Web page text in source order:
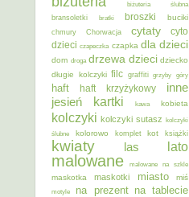
biżuteria ślubna
bransoletki
bratki broszki buciki
chmury Chorwacja cytaty
cyto
dzieci czapeczka czapka dla dzieci
dom droga drzewa dzieci dziecko
długie kolczyki filc graffiti grzyby góry
haft haft krzyżykowy inne
jesień kartki kawa kobieta
kolczyki kolczyki sutasz kolczyki
ślubne
kolorowo komplet kot książki
kwiaty las lato
malowane malowane na szkle
maskotka maskotki miasto miś
motyle na prezent na tablecie